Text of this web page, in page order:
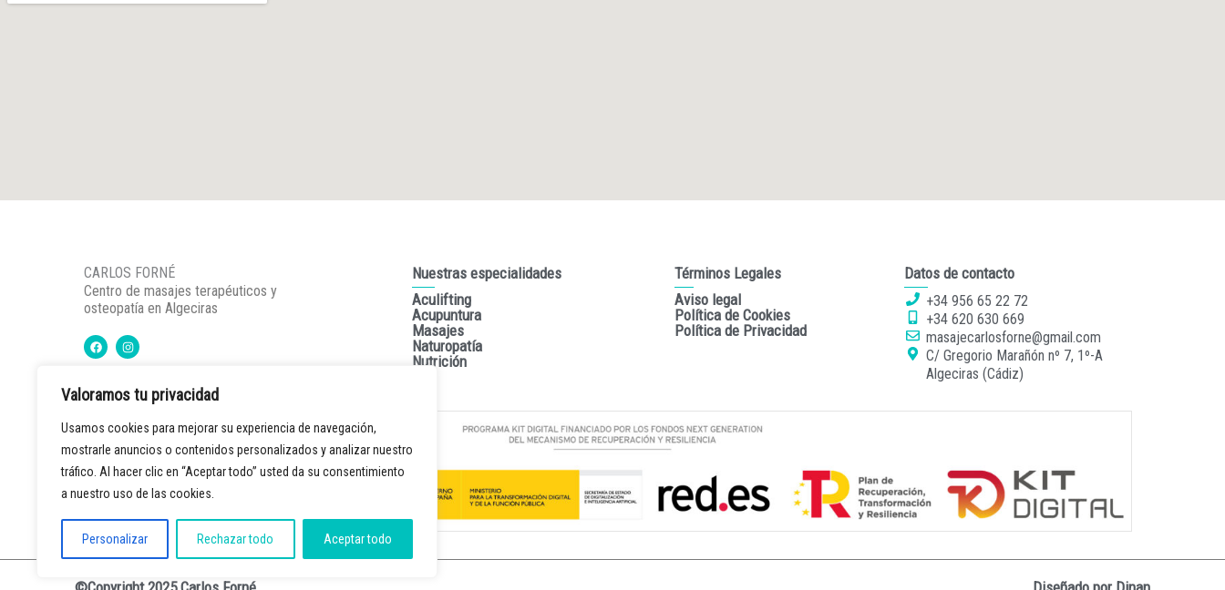
Valoramos tu privacidad
Usamos cookies para mejorar su experiencia de navegación,
mostrarle anuncios o contenidos personalizados y analizar nuestro
tráfico. Al hacer clic en “Aceptar todo” usted da su consentimiento
a nuestro uso de las cookies.
Personalizar Rechazar todo Aceptar todo
CARLOS FORNÉ
Centro de masajes terapéuticos y
osteopatía en Algeciras
a
c
e
o
k
n
s
t
r
a
Nuestras especialidades
Aculifting
Acupuntura
Masajes
Naturopatía
Nutrición
Términos Legales
Aviso legal
Política de Cookies
Política de Privacidad
Datos de contacto
+34 956 65 22 72
+34 620 630 669
masajecarlosforne@gmail.com
C/ Gregorio Marañón nº 7, 1º-A
Algeciras (Cádiz)